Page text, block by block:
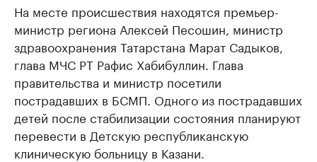
На месте происшествия находятся премьер-
министр региона Алексей Песошин, министр
здравоохранения Татарстана Марат Садыков,
глава МЧС РТ Рафис Хабибуллин. Глава
правительства и министр посетили
пострадавших в БСМП. Одного из пострадавших
детей после стабилизации состояния планируют
перевести в Детскую республиканскую
клиническую больницу в Казани.